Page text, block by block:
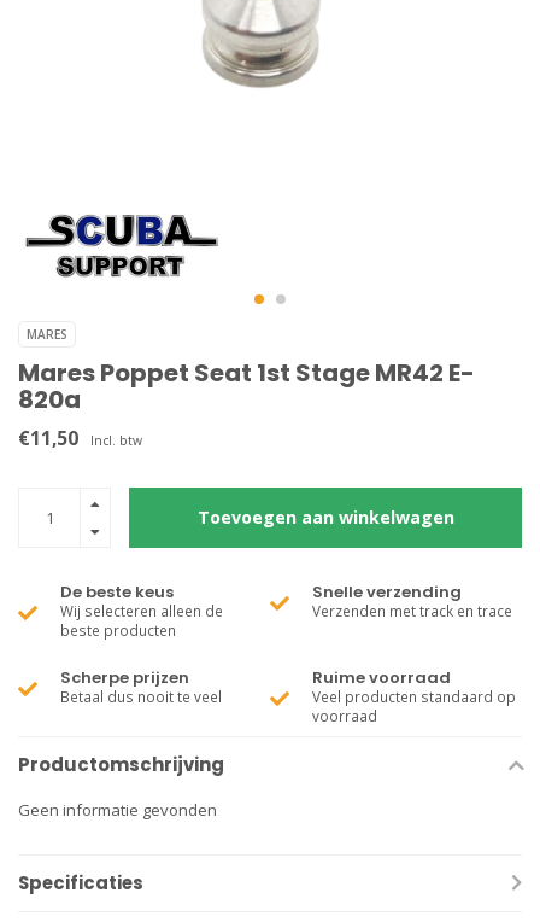
MARES
Mares Poppet Seat 1st Stage MR42 E-
820a
€11,50 Incl. btw
Toevoegen aan winkelwagen
De beste keus
Wij selecteren alleen de
beste producten
Snelle verzending
Verzenden met track en trace
Scherpe prijzen
Betaal dus nooit te veel
Ruime voorraad
Veel producten standaard op
voorraad
Productomschrijving
Geen informatie gevonden
Specificaties